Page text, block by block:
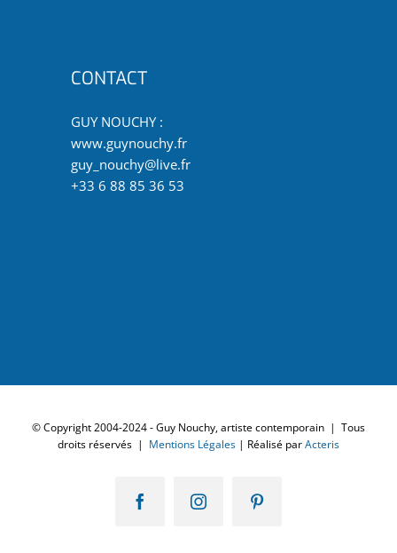
CONTACT
GUY NOUCHY :
www.guynouchy.fr
guy_nouchy@live.fr
+33 6 88 85 36 53
© Copyright 2004-2024 - Guy Nouchy, artiste contemporain | Tous
droits réservés | Mentions Légales | Réalisé parActeris
FacebookInstagramPinterest